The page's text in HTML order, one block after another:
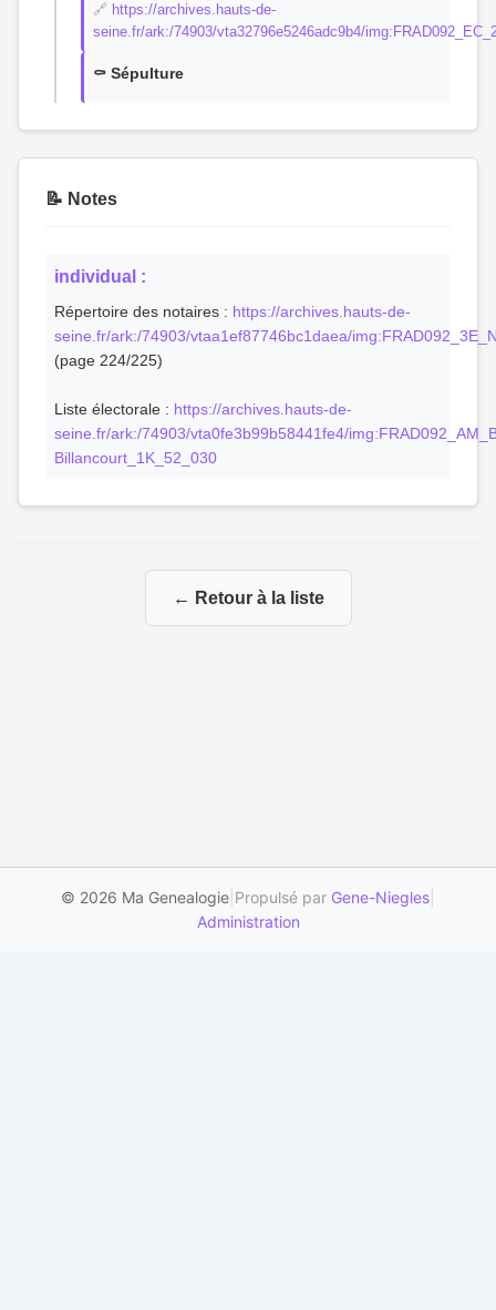
🔗 https://archives.hauts-de-
seine.fr/ark:/74903/vta32796e5246adc9b4/
⚰️ Sépulture
📝 Notes
individual :
Répertoire des notaires : https://archives.hauts-de-
seine.fr/ark:/74903/vtaa1ef87746bc1daea/
(page 224/225)
Liste électorale : https://archives.hauts-de-
seine.fr/ark:/74903/vta0fe3b99b58441fe4/
Billancourt_1K_52_030
← Retour à la liste
© 2026 Ma Genealogie Propulsé par Gene-Niegles
Administration